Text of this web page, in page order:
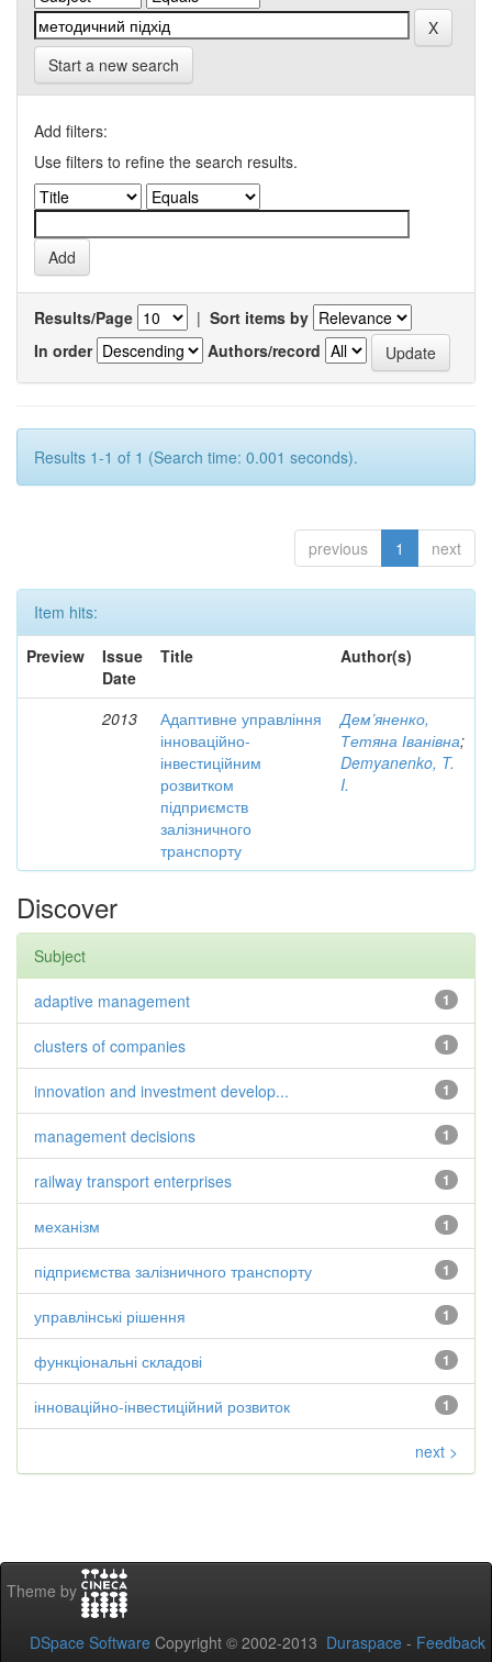
Start a new search
Add filters:
Use filters to refine the search results.
Results/Page | Sort items by
In order
Authors/record
Results 1-1 of 1 (Search time: 0.001 seconds).
previous 1 next
Item hits:
Preview
Issue
Date
Title Author(s)
2013
Адаптивне управління
інноваційно-
інвестиційним
розвитком
підприємств
залізничного
транспорту
Дем’яненко,
Тетяна Іванівна;
Demyanenko, T.
I.
Discover
Subject
1
adaptive management
1
clusters of companies
1
innovation and investment develop...
1
management decisions
1
railway transport enterprises
1
механізм
1
підприємства залізничного транспорту
1
управлінські рішення
1
функціональні складові
1
інноваційно-інвестиційний розвиток
next >
Theme by
DSpace Software Copyright © 2002-2013 Duraspace - Feedback